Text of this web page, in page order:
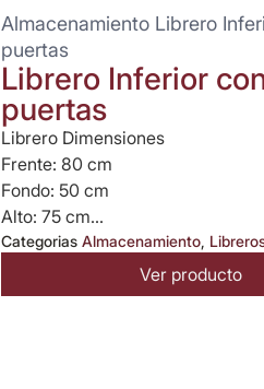
Almacenamiento Librero
puertas
Librero Inferior
puertas
Librero Dimensiones
Frente: 80 cm
Fondo: 50 cm
Alto: 75 cm...
Categorias Almacenamiento,
Ver producto